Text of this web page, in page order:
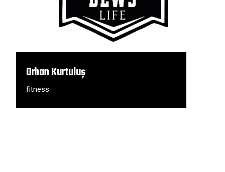
Orhan Kurtuluş
fitness